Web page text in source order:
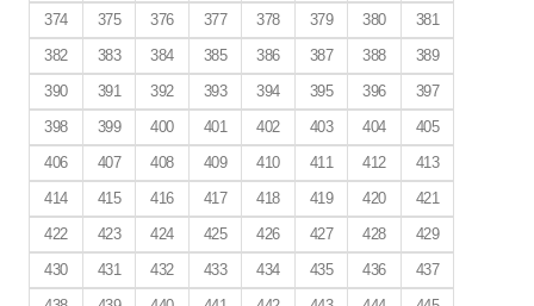
374
375 376 377 378 379 380
381
382
383 384 385 386 387 388
389
390
391 392 393 394 395 396
397
398
399 400 401 402 403 404
405
406
407 408 409 410 411 412
413
414
415 416 417 418 419 420
421
422
423 424 425 426 427 428
429
430
431 432 433 434 435 436
437